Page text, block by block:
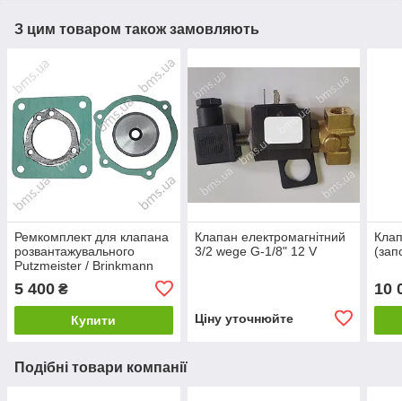
З цим товаром також замовляють
Ремкомплект для клапана
розвантажувального
Putzmeister / Brinkmann
5 400 ₴
Купити
Клапан електромагнітний
3/2 wege G-1/8" 12 V
Ціну уточнюйте
10
Подібні товари компанії